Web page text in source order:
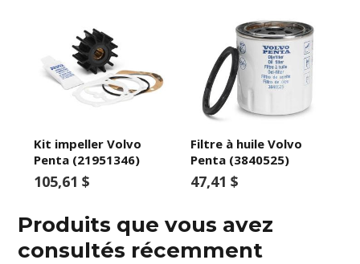
Kit impeller Volvo
Penta (21951346)
105,61 $
Filtre à huile Volvo
Penta (3840525)
47,41 $
Produits que vous avez
consultés récemment